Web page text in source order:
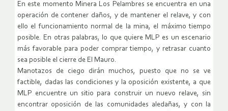
En este momento Minera Los Pelambres se encuentra en una
operación de contener daños, y de mantener el relave, y con
ello el funcionamiento normal de la mina, el máximo tiempo
posible. En otras palabras, lo que quiere MLP es un escenario
más favorable para poder comprar tiempo, y retrasar cuanto
sea posible el cierre de El Mauro.
Manotazos de ciego dirán muchos, puesto que no se ve
factible, dadas las condiciones y la oposición existente, a que
MLP encuentre un sitio para construir un nuevo relave, sin
encontrar oposición de las comunidades aledañas, y con la